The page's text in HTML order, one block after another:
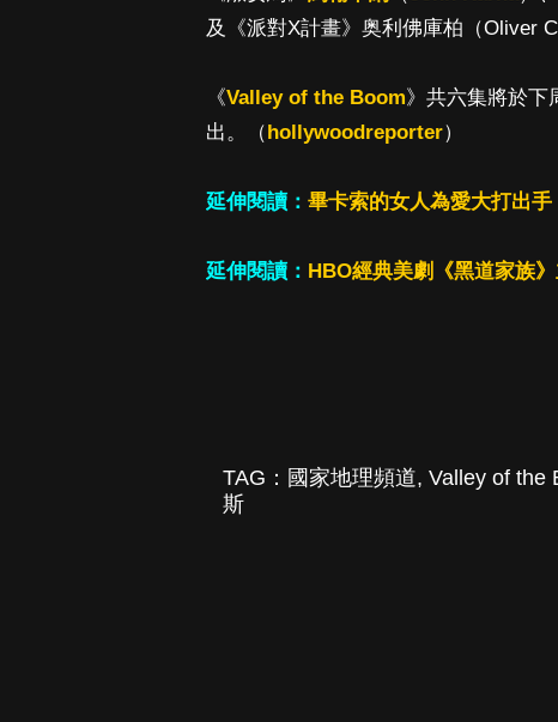
及《派對X計畫》奥利佛庫柏（Oliver
《Valley of the Boom》共六集將於下
出。（hollywoodreporter）
延伸閱讀： 畢卡索的女人為愛大打出
延伸閱讀： HBO經典美劇《黑道家族
TAG： 國家地理頻道, Valley of the
斯